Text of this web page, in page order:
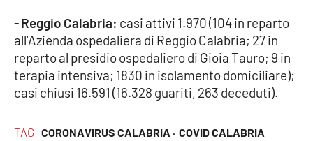
LaC OnAir
EDIZIONI
LOCALI
TAG CORONAVIRUS CALABRIA · COVID CALABRIA
-Reggio Calabria: casi attivi 1.970 (104 in reparto
all'Azienda ospedaliera di Reggio Calabria; 27 in
reparto al presidio ospedaliero di Gioia Tauro; 9 in
terapia intensiva; 1830 in isolamento domiciliare);
casi chiusi 16.591 (16.328 guariti, 263 deceduti).